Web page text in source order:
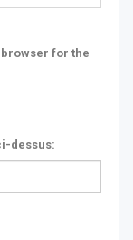
for the
dessus: